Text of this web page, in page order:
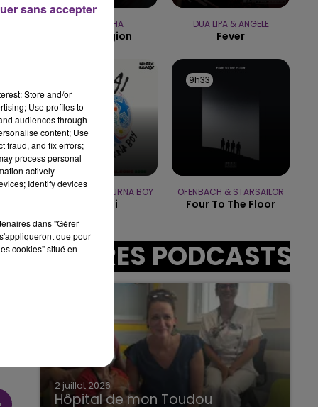
15h00 - 19h00
LE CLUB CHAMPAGNE FM
BEBE REXHA
New Religion
DUA LIPA & ANGELE
Fever
SHAKIRA FEAT. BURNA BOY
Dai Dai
9h33
9h33
OFENBACH & STARSAILOR
Four To The Floor
AUTRES PODCASTS
2 juillet 2026
Hôpital de mon Toudou
Store and/or
Use profiles to
audiences through
content; Use
fraud, and fix errors;
process personal
actively
Identify devices
dans "Gérer
que pour
cookies" situé en
sans accepter